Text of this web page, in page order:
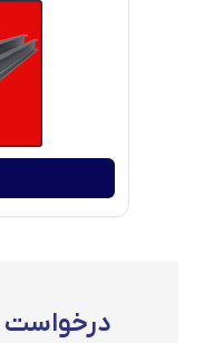
درخواست